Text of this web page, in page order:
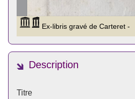
Description
Titre